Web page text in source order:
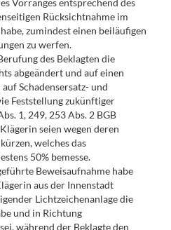
Vorranges entsprechend des
Rücksichtnahme im
zumindest einen beiläufigen
zu werfen.
des Beklagten die
abgeändert und auf einen
Schadensersatz- und
Feststellung zukünftiger
1, 249, 253 Abs. 2 BGB
seien wegen deren
welches das
50% bemesse.
Beweisaufnahme habe
aus der Innenstadt
Lichtzeichenanlage die
und in Richtung
während der Beklagte den